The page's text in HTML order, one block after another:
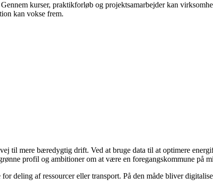
kurser, praktikforløb og projektsamarbejder kan
kan vokse frem.
til mere bæredygtig drift. Ved at bruge data til at optimere
profil og ambitioner om at være en foregangskommune på
deling af ressourcer eller transport. På den måde bliver